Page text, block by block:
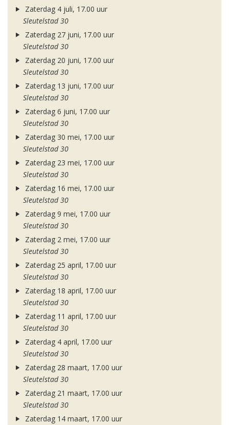
Zaterdag 4 juli, 17.00 uur
Sleutelstad 30
Zaterdag 27 juni, 17.00 uur
Sleutelstad 30
Zaterdag 20 juni, 17.00 uur
Sleutelstad 30
Zaterdag 13 juni, 17.00 uur
Sleutelstad 30
Zaterdag 6 juni, 17.00 uur
Sleutelstad 30
Zaterdag 30 mei, 17.00 uur
Sleutelstad 30
Zaterdag 23 mei, 17.00 uur
Sleutelstad 30
Zaterdag 16 mei, 17.00 uur
Sleutelstad 30
Zaterdag 9 mei, 17.00 uur
Sleutelstad 30
Zaterdag 2 mei, 17.00 uur
Sleutelstad 30
Zaterdag 25 april, 17.00 uur
Sleutelstad 30
Zaterdag 18 april, 17.00 uur
Sleutelstad 30
Zaterdag 11 april, 17.00 uur
Sleutelstad 30
Zaterdag 4 april, 17.00 uur
Sleutelstad 30
Zaterdag 28 maart, 17.00 uur
Sleutelstad 30
Zaterdag 21 maart, 17.00 uur
Sleutelstad 30
Zaterdag 14 maart, 17.00 uur